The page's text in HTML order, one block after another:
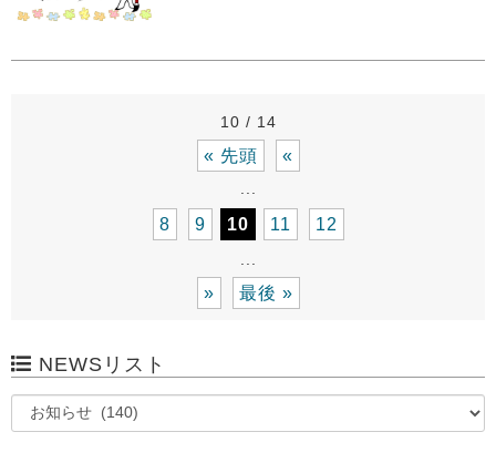
10 / 14
« 先頭 «
8 9 10 11 12
» 最後 »
NEWSリスト